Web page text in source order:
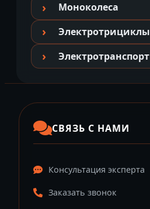
Моноколеса
Электротрициклы
Электротранспорт
СВЯЗЬ С НАМИ
Консультация эксперта
Заказать звонок